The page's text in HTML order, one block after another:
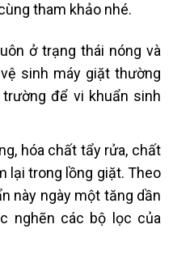
tham khảo nhé.
ở trạng thái nóng và
sinh máy giặt thường
để vi khuẩn sinh
hóa chất tẩy rửa, chất
lại trong lồng giặt. Theo
này ngày một tăng dần
nghẽn các bộ lọc của